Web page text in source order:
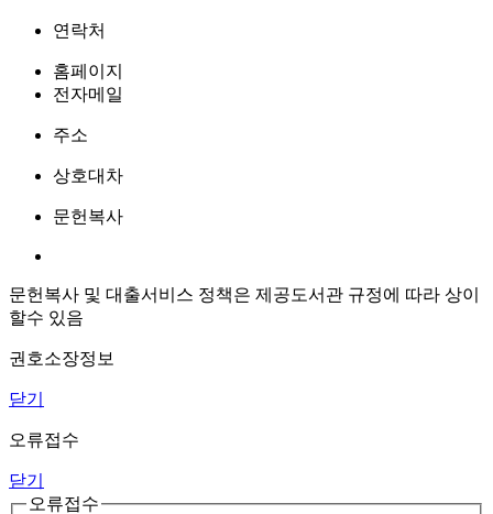
연락처
홈페이지
전자메일
주소
상호대차
문헌복사
문헌복사 및 대출서비스 정책은 제공도서관 규정에 따라 상이
할수 있음
권호소장정보
닫기
오류접수
닫기
오류접수